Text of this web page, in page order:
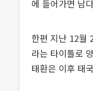
에 들어가면 남
한편 지난 12월
라는 타이틀로
태환은 이후 태